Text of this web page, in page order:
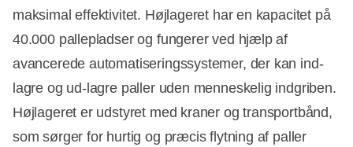
maksimal effektivitet. Højlageret har en kapacitet på
40.000 pallepladser og fungerer ved hjælp af
avancerede automatiseringssystemer, der kan ind-
lagre og ud-lagre paller uden menneskelig indgriben.
Højlageret er udstyret med kraner og transportbånd,
som sørger for hurtig og præcis flytning af paller